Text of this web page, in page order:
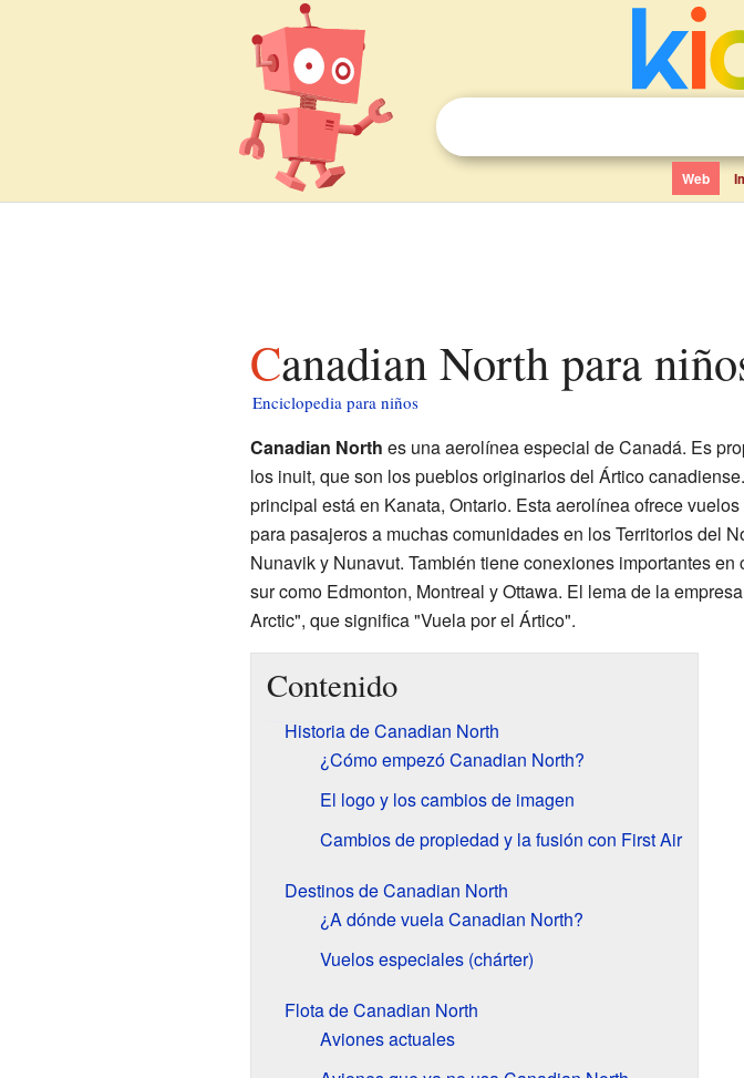
Web
Canadian North para
Enciclopedia para niños
Canadian North es una aerolínea especial de Canadá. Es
los inuit, que son los pueblos originarios del Ártico
principal está en Kanata, Ontario. Esta aerolínea ofrece
para pasajeros a muchas comunidades en los Territorios del
Nunavik y Nunavut. También tiene conexiones importantes en
sur como Edmonton, Montreal y Ottawa. El lema de la
Arctic", que significa "Vuela por el Ártico".
Contenido
Historia de Canadian North
¿Cómo empezó Canadian North?
El logo y los cambios de imagen
Cambios de propiedad y la fusión con First Air
Destinos de Canadian North
¿A dónde vuela Canadian North?
Vuelos especiales (chárter)
Flota de Canadian North
Aviones actuales